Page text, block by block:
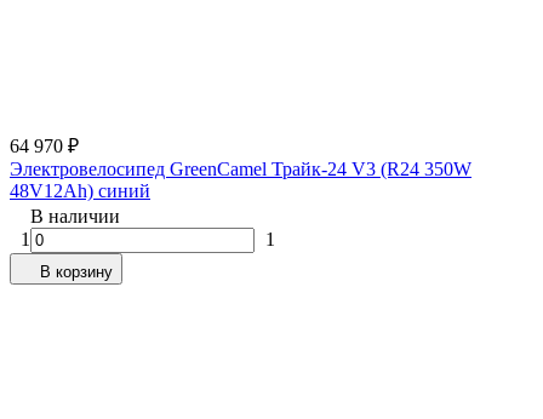
64 970 ₽
Электровелосипед GreenCamel Трайк-24 V3 (R24 350W
48V12Ah) синий
В наличии
1
1
В корзину